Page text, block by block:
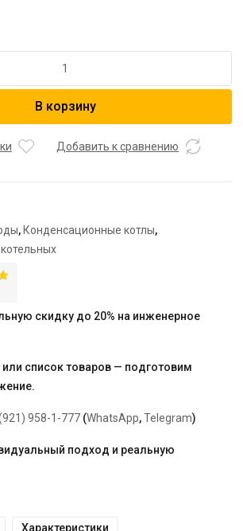
В корзину
Добавить к сравнению
, Конденсационные котлы,
скидку до 20% на инженерное
список товаров — подготовим
958-1-777 (WhatsApp,Telegram)
подход и реальную
Характеристики